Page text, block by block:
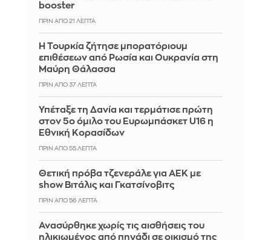
booster
ΠΡΙΝ ΑΠΌ 21 ΛΕΠΤΆ
Η Τουρκία ζήτησε μπορατόριουμ
επιθέσεων από Ρωσία και Ουκρανία στη
Μαύρη Θάλασσα
ΠΡΙΝ ΑΠΌ 37 ΛΕΠΤΆ
Υπέταξε τη Δανία και τερμάτισε πρώτη
στον 5ο όμιλο του Ευρωμπάσκετ U16 η
Εθνική Κορασίδων
ΠΡΙΝ ΑΠΌ 55 ΛΕΠΤΆ
Θετική πρόβα τζενεράλε για ΑΕΚ με
show Βιτάλις και Γκατσίνοβιτς
ΠΡΙΝ ΑΠΌ 56 ΛΕΠΤΆ
Ανασύρθηκε χωρίς τις αισθήσεις του
ηλικιωμένος από πηγάδι σε οικισμό της